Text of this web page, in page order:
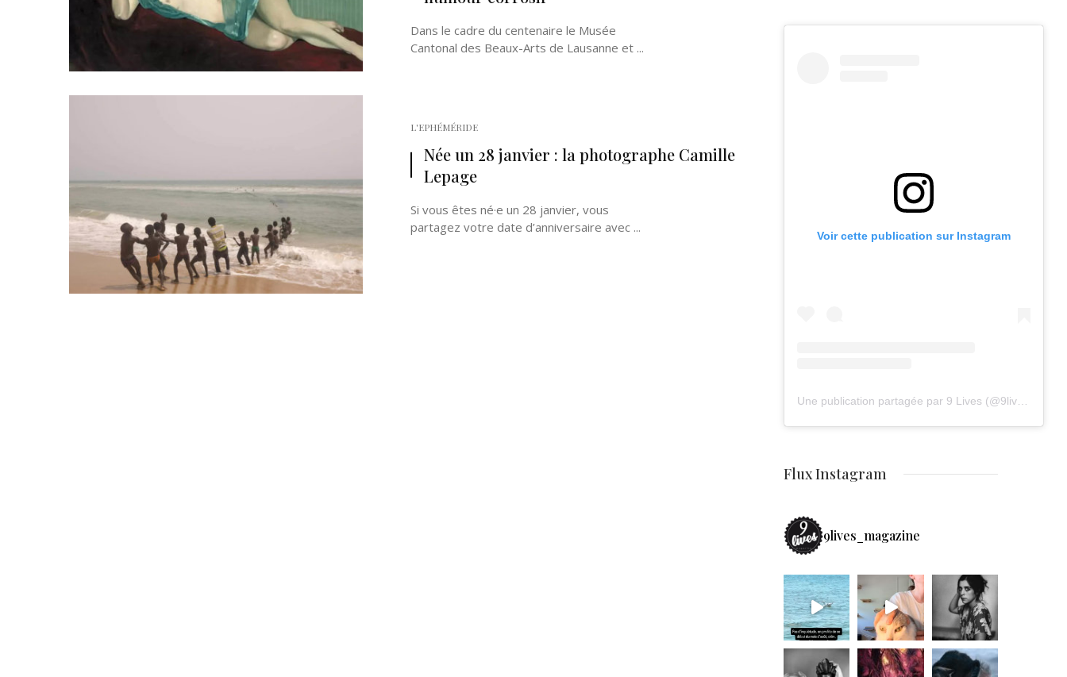
Dans le cadre du centenaire le Musée
Cantonal des Beaux-Arts de Lausanne et ...
L'EPHÉMÉRIDE
Née un 28 janvier : la photographe Camille
Lepage
Si vous êtes né·e un 28 janvier, vous
partagez votre date d’anniversaire avec ...
Voir cette publication sur Instagram
Flux Instagram
9lives_magazine